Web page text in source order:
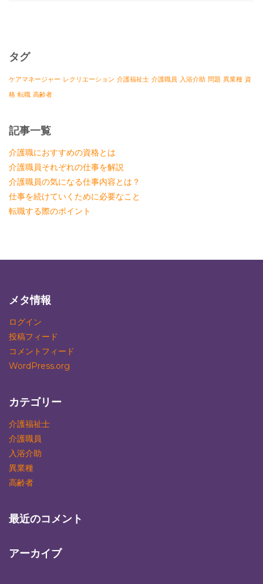
タグ
ケアマネージャー レクリエーション 介護福祉士 介護職員 入浴介助 問題 異業種 資
格 転職 高齢者
記事一覧
介護職におすすめの資格とは
介護職員それぞれの仕事を解説
介護職員の気になる仕事内容とは？
仕事を続けていくために必要なこと
転職する際のポイント
メタ情報
ログイン
投稿フィード
コメントフィード
WordPress.org
カテゴリー
介護福祉士
介護職員
入浴介助
異業種
高齢者
最近のコメント
アーカイブ